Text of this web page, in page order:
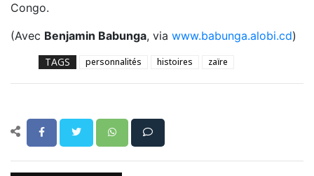
Congo.
(Avec Benjamin Babunga, via www.babunga.alobi.cd)
TAGS personnalités histoires zaïre